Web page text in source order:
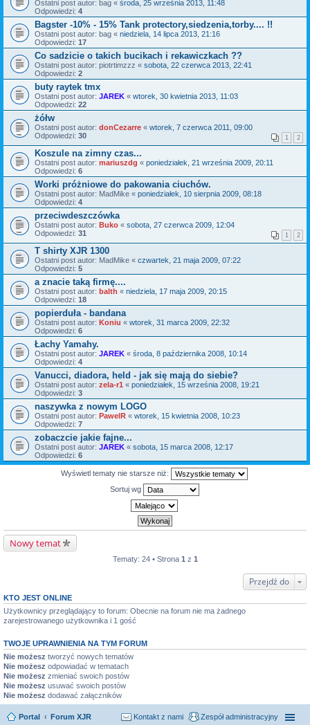
Ostatni post autor: bag « środa, 25 września 2013, 11:48
Odpowiedzi: 4
Bagster -10% - 15% Tank protectory,siedzenia,torby.... !!
Ostatni post autor: bag « niedziela, 14 lipca 2013, 21:16
Odpowiedzi: 17
Co sadzicie o takich bucikach i rekawiczkach ??
Ostatni post autor: piotrtimzzz « sobota, 22 czerwca 2013, 22:41
Odpowiedzi: 2
buty raytek tmx
Ostatni post autor: JAREK « wtorek, 30 kwietnia 2013, 11:03
Odpowiedzi: 22
żółw
Ostatni post autor: donCezarre « wtorek, 7 czerwca 2011, 09:00
Odpowiedzi: 30 1 2
Koszule na zimny czas...
Ostatni post autor: mariuszdg « poniedziałek, 21 września 2009, 20:11
Odpowiedzi: 6
Worki próżniowe do pakowania ciuchów.
Ostatni post autor: MadMike « poniedziałek, 10 sierpnia 2009, 08:18
Odpowiedzi: 4
przeciwdeszczówka
Ostatni post autor: Buko « sobota, 27 czerwca 2009, 12:04
Odpowiedzi: 31 1 2
T shirty XJR 1300
Ostatni post autor: MadMike « czwartek, 21 maja 2009, 07:22
Odpowiedzi: 5
a znacie taką firmę....
Ostatni post autor: balth « niedziela, 17 maja 2009, 20:15
Odpowiedzi: 18
popierduła - bandana
Ostatni post autor: Koniu « wtorek, 31 marca 2009, 22:32
Odpowiedzi: 6
Łachy Yamahy.
Ostatni post autor: JAREK « środa, 8 października 2008, 10:14
Odpowiedzi: 4
Vanucci, diadora, held - jak się mają do siebie?
Ostatni post autor: zela-r1 « poniedziałek, 15 września 2008, 19:21
Odpowiedzi: 3
naszywka z nowym LOGO
Ostatni post autor: PawelR « wtorek, 15 kwietnia 2008, 10:23
Odpowiedzi: 7
zobaczcie jakie fajne...
Ostatni post autor: JAREK « sobota, 15 marca 2008, 12:17
Odpowiedzi: 6
Wyświetl tematy nie starsze niż:
Sortuj wg
Nowy temat
Tematy: 24 • Strona 1 z 1
Przejdź do
KTO JEST ONLINE
Użytkownicy przeglądający to forum: Obecnie na forum nie ma żadnego
zarejestrowanego użytkownika i 1 gość
TWOJE UPRAWNIENIA NA TYM FORUM
Nie możesz tworzyć nowych tematów
Nie możesz odpowiadać w tematach
Nie możesz zmieniać swoich postów
Nie możesz usuwać swoich postów
Nie możesz dodawać załączników
Portal Forum XJR Zespół administracyjny
Kontakt z nami